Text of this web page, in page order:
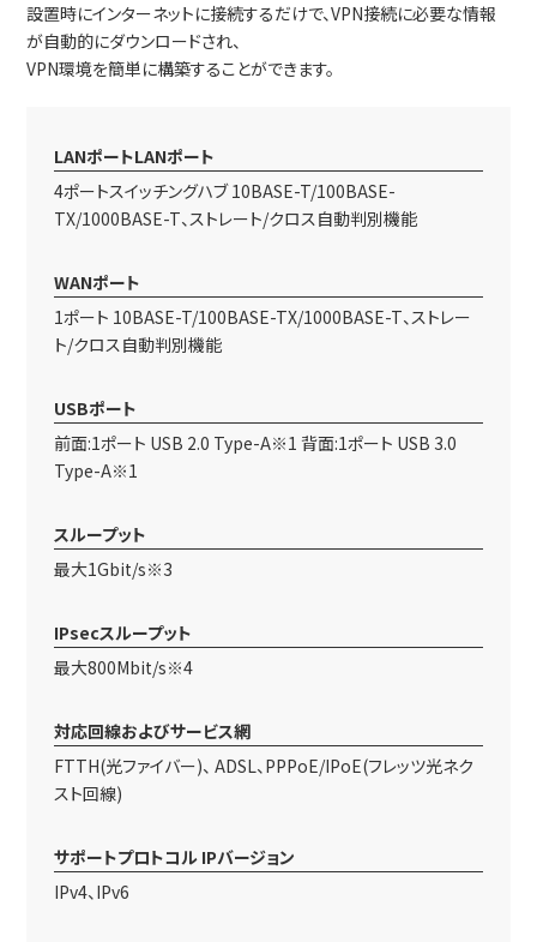
設置時にインターネットに接続するだけで、VPN接続に必要な情報
が自動的にダウンロードされ、
VPN環境を簡単に構築することができます。
LANポートLANポート
4ポートスイッチングハブ 10BASE-T/100BASE-
TX/1000BASE-T、ストレート/クロス自動判別機能
WANポート
1ポート 10BASE-T/100BASE-TX/1000BASE-T、ストレー
ト/クロス自動判別機能
USBポート
前面:1ポート USB 2.0 Type-A※1 背面:1ポート USB 3.0
Type-A※1
スループット
最大1Gbit/s※3
IPsecスループット
最大800Mbit/s※4
対応回線およびサービス網
FTTH(光ファイバー)、 ADSL、PPPoE/IPoE(フレッツ光ネク
スト回線)
サポートプロトコル IPバージョン
IPv4、IPv6